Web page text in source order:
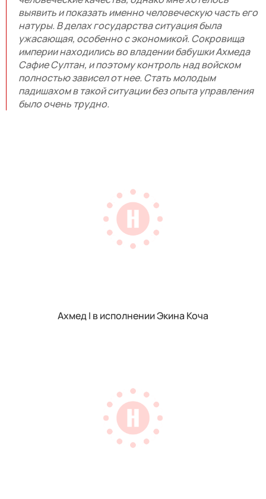
выявить и показать именно человеческую часть его
натуры. В делах государства ситуация была
ужасающая, особенно с экономикой. Сокровища
империи находились во владении бабушки Ахмеда
Сафие Султан, и поэтому контроль над войском
полностью зависел от нее. Стать молодым
падишахом в такой ситуации без опыта управления
было очень трудно.
Ахмед I в исполнении Экина Коча